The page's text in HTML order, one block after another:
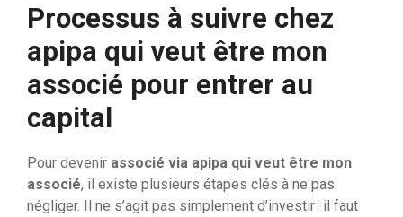
Processus à suivre chez
apipa qui veut être mon
associé pour entrer au
capital
Pour devenir associé via apipa qui veut être mon
associé, il existe plusieurs étapes clés à ne pas
négliger. Il ne s’agit pas simplement d’investir : il faut